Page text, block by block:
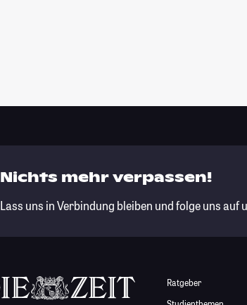
Nichts mehr verpassen!
Lass uns in Verbindung bleiben und folge uns auf
Ratgeber